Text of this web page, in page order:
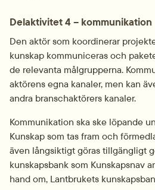
Delaktivitet 4 – kommunikation
Den aktör som koordinerar
kunskap kommuniceras och
de relevanta målgrupperna.
aktörens egna kanaler, men kan
andra branschaktörers kanaler.
Kommunikation ska ske löpande
Kunskap som tas fram och
även långsiktigt göras tillgängligt
kunskapsbank som Kunskapsnav
hand om, Lantbrukets